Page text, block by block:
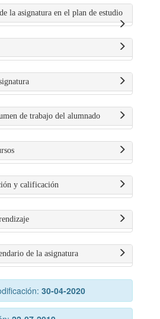
la asignatura en el plan de estudio
de trabajo del alumnado
y calificación
de la asignatura
30-04-2020